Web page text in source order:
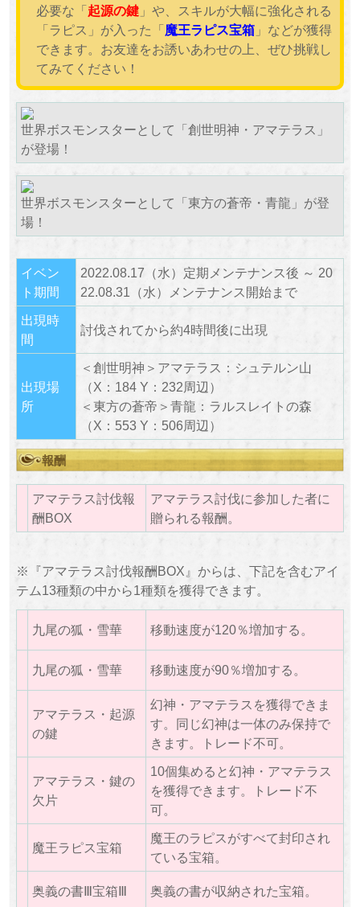
必要な「起源の鍵」や、スキルが大幅に強化される
「ラピス」が入った「魔王ラピス宝箱」などが獲得
できます。お友達をお誘いあわせの上、ぜひ挑戦し
てみてください！
世界ボスモンスターとして「創世明神・アマテラス」
が登場！
世界ボスモンスターとして「東方の蒼帝・青龍」が登
場！
イベン
ト期間
2022.08.17（水）定期メンテナンス後 ～ 20
22.08.31（水）メンテナンス開始まで
出現時
間
討伐されてから約4時間後に出現
出現場
所
＜創世明神＞アマテラス：シュテルン山
（X：184 Y：232周辺）
＜東方の蒼帝＞青龍：ラルスレイトの森
（X：553 Y：506周辺）
報酬
アマテラス討伐報
酬BOX
アマテラス討伐に参加した者に
贈られる報酬。
※『アマテラス討伐報酬BOX』からは、下記を含むアイ
テム13種類の中から1種類を獲得できます。
九尾の狐・雪華 移動速度が120％増加する。
九尾の狐・雪華 移動速度が90％増加する。
アマテラス・起源
の鍵
幻神・アマテラスを獲得できま
す。同じ幻神は一体のみ保持で
きます。トレード不可。
アマテラス・鍵の
欠片
10個集めると幻神・アマテラス
を獲得できます。トレード不
可。
魔王ラピス宝箱
魔王のラピスがすべて封印され
ている宝箱。
奥義の書Ⅲ宝箱Ⅲ 奥義の書が収納された宝箱。